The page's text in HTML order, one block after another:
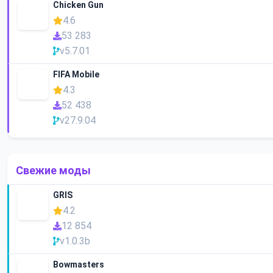
Chicken Gun
4.6
53 283
v5.7.01
FIFA Mobile
4.3
52 438
v27.9.04
Свежие моды
GRIS
4.2
12 854
v1.0.3b
Bowmasters